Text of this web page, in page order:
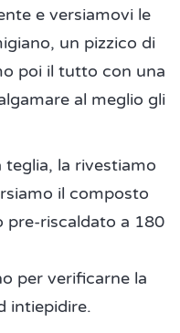
e versiamovi le
un pizzico di
poi il tutto con una
al meglio gli
la rivestiamo
il composto
riscaldato a 180
per verificarne la
intiepidire.